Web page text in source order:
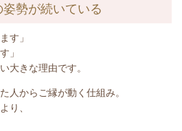
勢が続いている
す」
」
大きな理由です。
人からご縁が動く仕組み。
り、